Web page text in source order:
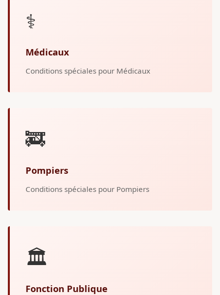
⚕️
Médicaux
Conditions spéciales pour Médicaux
🚒
Pompiers
Conditions spéciales pour Pompiers
🏛️
Fonction Publique